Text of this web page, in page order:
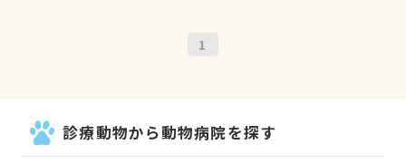
1
診療動物から動物病院を探す